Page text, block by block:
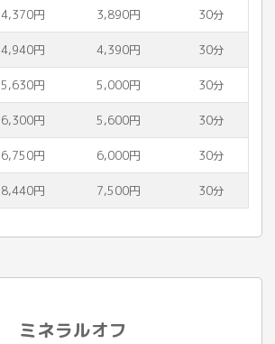
4,370円 3,890円 30分
4,940円 4,390円 30分
5,630円 5,000円 30分
6,300円 5,600円 30分
6,750円 6,000円 30分
8,440円 7,500円 30分
ミネラルオフ